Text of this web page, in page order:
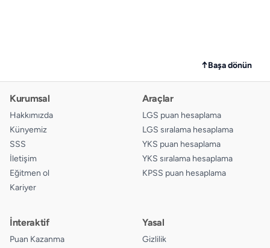
↑Başa dönün
Kurumsal
Hakkımızda
Künyemiz
SSS
İletişim
Eğitmen ol
Kariyer
Araçlar
LGS puan hesaplama
LGS sıralama hesaplama
YKS puan hesaplama
YKS sıralama hesaplama
KPSS puan hesaplama
İnteraktif
Puan Kazanma
Yasal
Gizlilik